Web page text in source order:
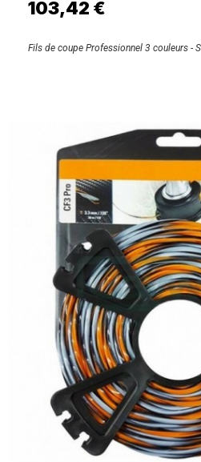
103,42 €
Fils de coupe Professionnel 3 couleurs -